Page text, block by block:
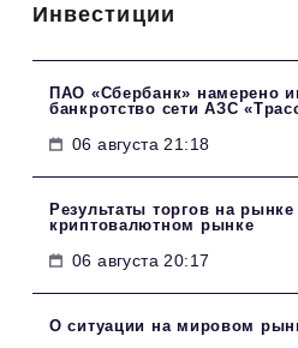
HR Персона номера
Инвестиции
ПАО «Сбербанк» намерено
банкротство сети АЗС
06 августа 21:18
Результаты торгов на рынке
криптовалютном рынке
06 августа 20:17
О ситуации на мировом